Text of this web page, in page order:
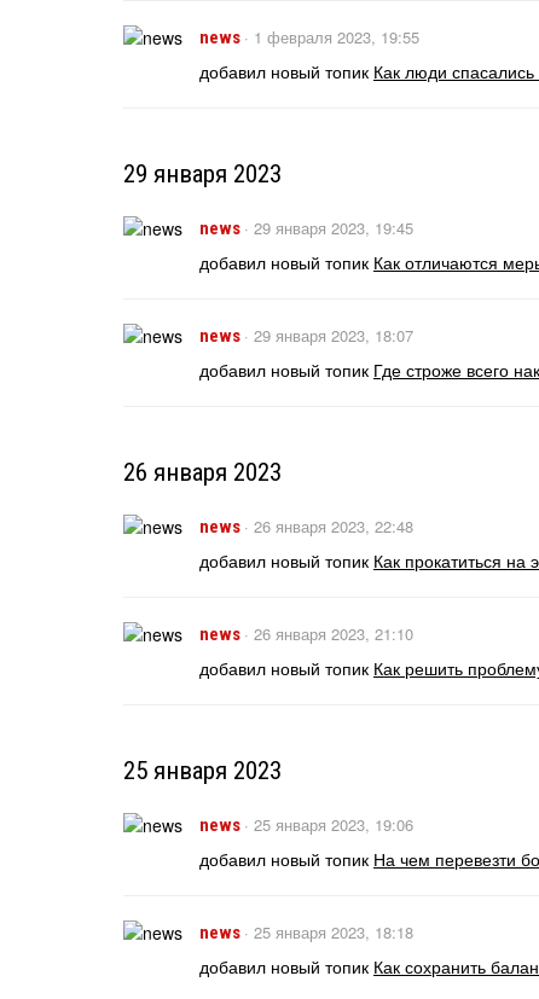
news · 1 февраля 2023, 19:55
добавил новый топик Как люди
29 января 2023
news · 29 января 2023, 19:45
добавил новый топик Как отличаются
news · 29 января 2023, 18:07
добавил новый топик Где строже всего
26 января 2023
news · 26 января 2023, 22:48
добавил новый топик Как прокатиться на
news · 26 января 2023, 21:10
добавил новый топик Как решить
25 января 2023
news · 25 января 2023, 19:06
добавил новый топик На чем перевезти
news · 25 января 2023, 18:18
добавил новый топик Как сохранить